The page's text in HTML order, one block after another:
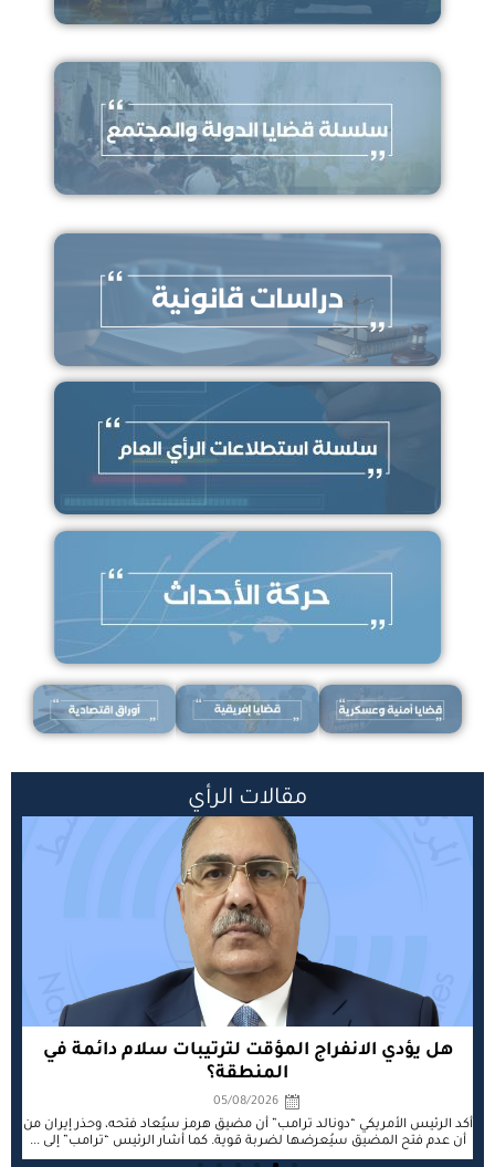
مقالات الرأي
رسائل الردع الإقليمية ومخاوف تمدد الحرب لنطاقات
جديدة
Posted
on
29/07/2026
أعلنت القوات المسلحة السعودية أنها نفذت بالتنسيق مع القيادة المركزية
الوسطى الأمريكية ضربات نوعية محددة ضد أهداف تابعة للميليشيات الإيرانية
المتواجدة على الأراضي العراقية والمرتبطة ...